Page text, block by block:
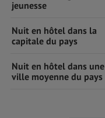
jeunesse
Nuit en hôtel dans la
capitale du pays
Nuit en hôtel dans une
ville moyenne du pays